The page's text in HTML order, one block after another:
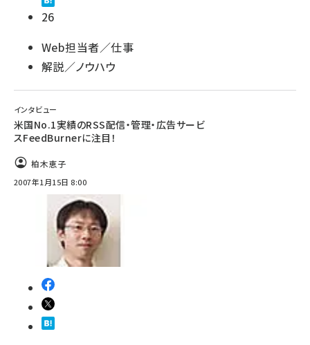
26
Web担当者／仕事
解説／ノウハウ
インタビュー
米国No.1実績のRSS配信・管理・広告サービ
スFeedBurnerに注目！
柏木恵子
2007年1月15日 8:00